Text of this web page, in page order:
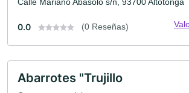
0.0 (0 Reseñas)
Abarrotes "Trujillo